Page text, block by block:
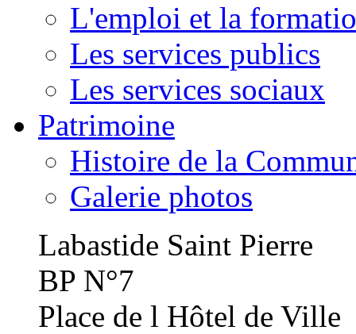
L'emploi et la
Les services publics
Les services sociaux
Patrimoine
Histoire de la
Galerie photos
Labastide Saint Pierre
BP N°7
Place de l Hôtel de Ville